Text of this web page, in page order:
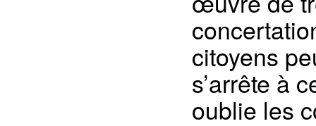
citoyens
s’arrête à
oublie les